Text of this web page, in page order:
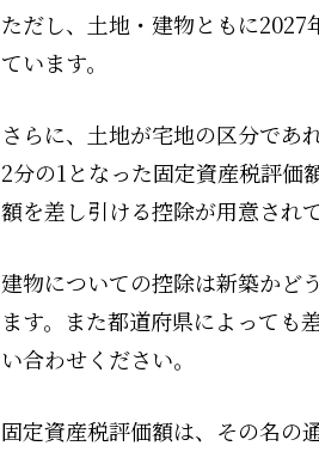
ただし、土地・建物ともに
ています。
さらに、土地が宅地の区分であ
2分の1となった固定資産税評価
額を差し引ける控除が用意されて
建物についての控除は新築かど
ます。また都道府県によっても
い合わせください。
固定資産税評価額は、その名の